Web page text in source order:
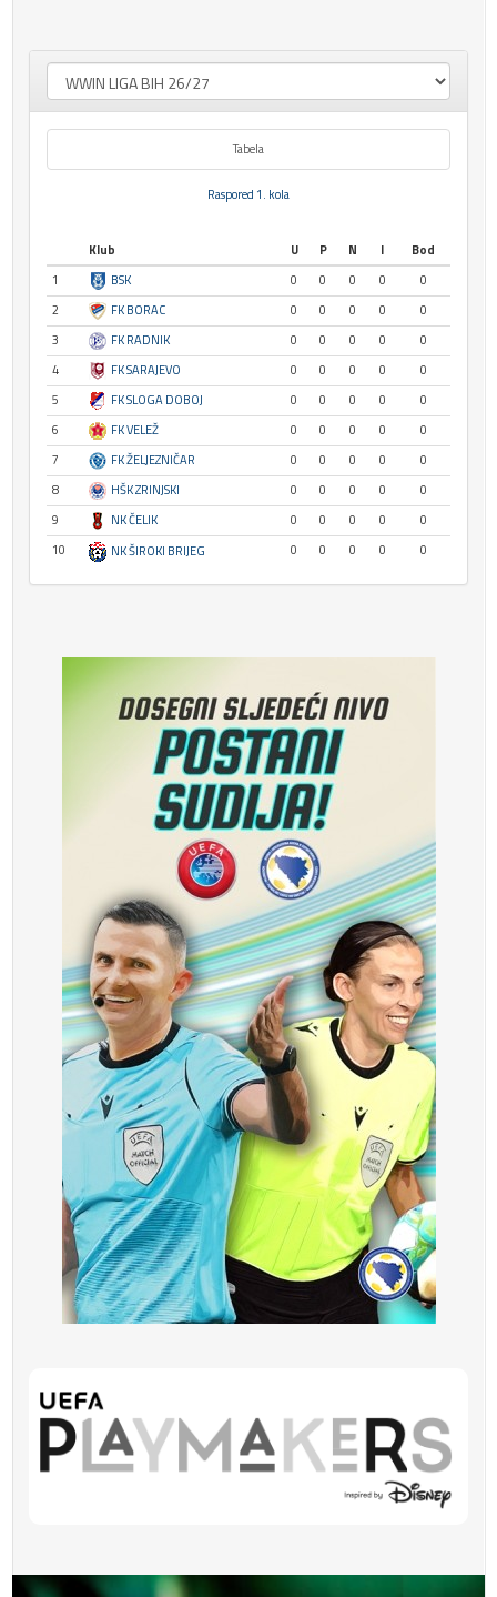
Tabela
Raspored 1. kola
Klub U P N I
Bod
1
BSK 0 0 0 0
0
2
FK BORAC 0 0 0 0
0
3
FK RADNIK 0 0 0 0
0
4
FK SARAJEVO 0 0 0 0
0
5
FK SLOGA DOBOJ 0 0 0 0
0
6
FK VELEŽ 0 0 0 0
0
7
FK ŽELJEZNIČAR 0 0 0 0
0
8
HŠK ZRINJSKI 0 0 0 0
0
9
NK ČELIK 0 0 0 0
0
10
NK ŠIROKI BRIJEG 0 0 0 0 0